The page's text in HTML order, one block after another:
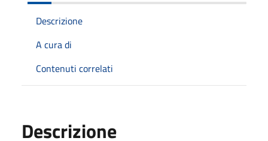
Descrizione
A cura di
Contenuti correlati
Descrizione